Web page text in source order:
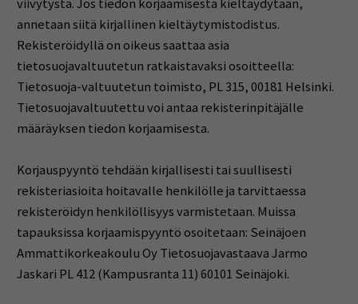
viivytystä. Jos tiedon korjaamisesta kieltäydytään,
annetaan siitä kirjallinen kieltäytymistodistus.
Rekisteröidyllä on oikeus saattaa asia
tietosuojavaltuutetun ratkaistavaksi osoitteella:
Tietosuoja-valtuutetun toimisto, PL 315, 00181 Helsinki.
Tietosuojavaltuutettu voi antaa rekisterinpitäjälle
määräyksen tiedon korjaamisesta.
Korjauspyyntö tehdään kirjallisesti tai suullisesti
rekisteriasioita hoitavalle henkilölle ja tarvittaessa
rekisteröidyn henkilöllisyys varmistetaan. Muissa
tapauksissa korjaamispyyntö osoitetaan: Seinäjoen
Ammattikorkeakoulu Oy Tietosuojavastaava Jarmo
Jaskari PL 412 (Kampusranta 11) 60101 Seinäjoki.